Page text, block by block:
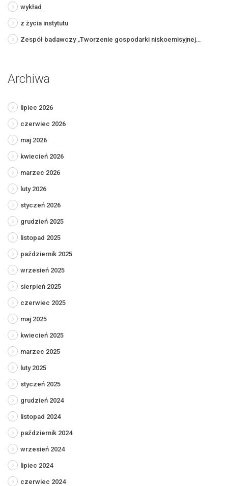
wykład
z życia instytutu
Zespół badawczy „Tworzenie gospodarki niskoemisyjnej…
Archiwa
lipiec 2026
czerwiec 2026
maj 2026
kwiecień 2026
marzec 2026
luty 2026
styczeń 2026
grudzień 2025
listopad 2025
październik 2025
wrzesień 2025
sierpień 2025
czerwiec 2025
maj 2025
kwiecień 2025
marzec 2025
luty 2025
styczeń 2025
grudzień 2024
listopad 2024
październik 2024
wrzesień 2024
lipiec 2024
czerwiec 2024